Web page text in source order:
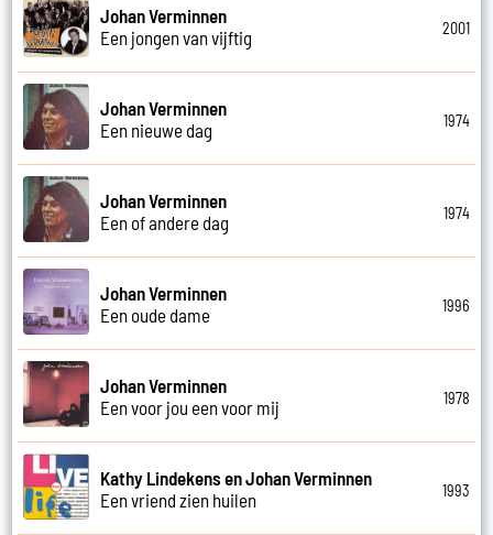
Johan Verminnen
Een jongen van vijftig
2001
Johan Verminnen
Een nieuwe dag
1974
Johan Verminnen
Een of andere dag
1974
Johan Verminnen
Een oude dame
1996
Johan Verminnen
Een voor jou een voor mij
1978
Kathy Lindekens en Johan Verminnen
Een vriend zien huilen
1993